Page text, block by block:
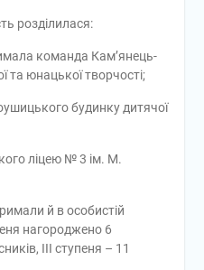
розділилася:
команда Кам’янець-
та юнацької творчості;
будинку дитячої
ліцею № 3 ім. М.
й в особистій
нагороджено 6
ІІІ ступеня – 11